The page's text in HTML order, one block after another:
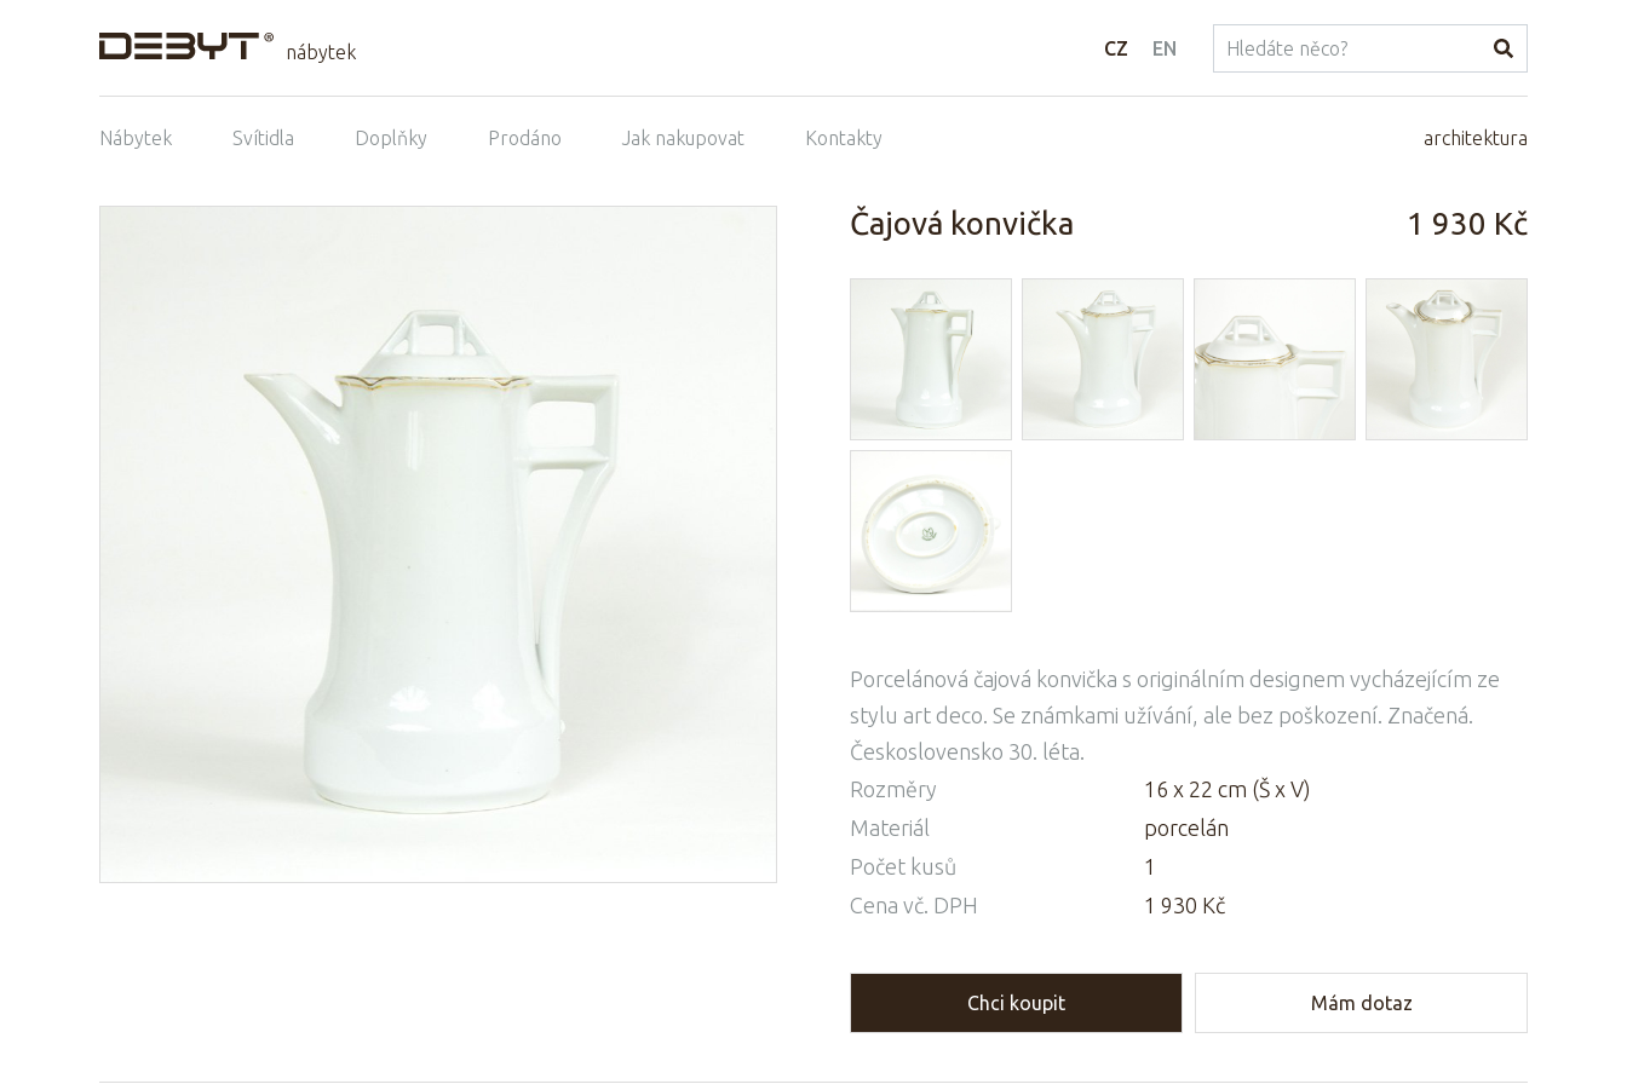
nábytek CZ EN
Nábytek Svítidla Doplňky Prodáno Jak nakupovat Kontakty architektura
Čajová konvička 1 930 Kč
Porcelánová čajová konvička s originálním designem vycházejícím ze
stylu art deco. Se známkami užívání, ale bez poškození. Značená.
Československo 30. léta.
Rozměry
16 x 22 cm (Š x V)
Materiál
porcelán
Počet kusů
1
Cena vč. DPH
1 930 Kč
Chci koupit Mám dotaz